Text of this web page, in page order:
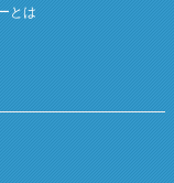
とは